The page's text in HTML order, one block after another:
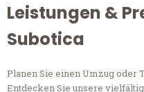
Leistungen &
Subotica
Planen Sie einen Umzug oder
Entdecken Sie unsere